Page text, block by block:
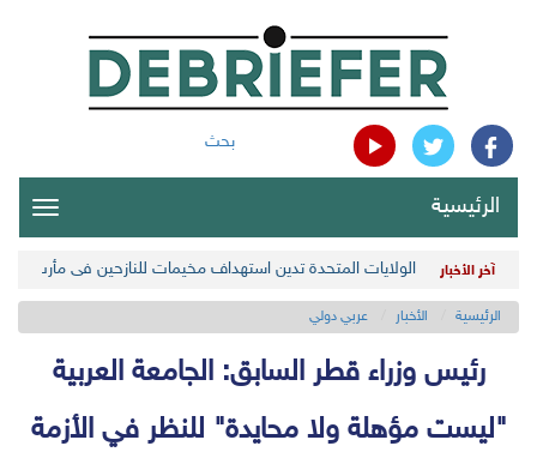
بحث
الرئيسية
آخر الأخبار الولايات المتحدة تدين استهداف مخيمات للنازحين في مأرب
الرئيسية الأخبار عربي دولي
رئيس وزراء قطر السابق: الجامعة العربية
"ليست مؤهلة ولا محايدة" للنظر في الأزمة